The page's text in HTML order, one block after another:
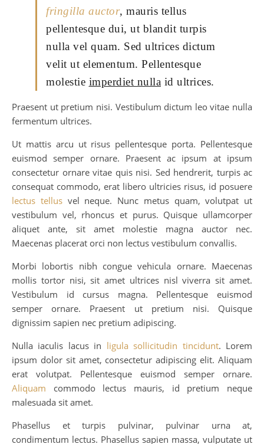
fringilla auctor, mauris tellus
pellentesque dui, ut blandit turpis
nulla vel quam. Sed ultrices dictum
velit ut elementum. Pellentesque
molestie imperdiet nulla id ultrices.
Praesent ut pretium nisi. Vestibulum dictum leo vitae nulla
fermentum ultrices.
Ut mattis arcu ut risus pellentesque porta. Pellentesque
euismod semper ornare. Praesent ac ipsum at ipsum
consectetur ornare vitae quis nisi. Sed hendrerit, turpis ac
consequat commodo, erat libero ultricies risus, id posuere
lectus tellusvel neque. Nunc metus quam, volutpat ut
vestibulum vel, rhoncus et purus. Quisque ullamcorper
aliquet ante, sit amet molestie magna auctor nec.
Maecenas placerat orci non lectus vestibulum convallis.
Morbi lobortis nibh congue vehicula ornare. Maecenas
mollis tortor nisi, sit amet ultrices nisl viverra sit amet.
Vestibulum id cursus magna. Pellentesque euismod
semper ornare. Praesent ut pretium nisi. Quisque
dignissim sapien nec pretium adipiscing.
Nulla iaculis lacus in ligula sollicitudin tincidunt. Lorem
ipsum dolor sit amet, consectetur adipiscing elit. Aliquam
erat volutpat. Pellentesque euismod semper ornare.
Aliquam commodo lectus mauris, id pretium neque
malesuada sit amet.
Phasellus et turpis pulvinar, pulvinar urna at,
condimentum lectus. Phasellus sapien massa, vulputate ut